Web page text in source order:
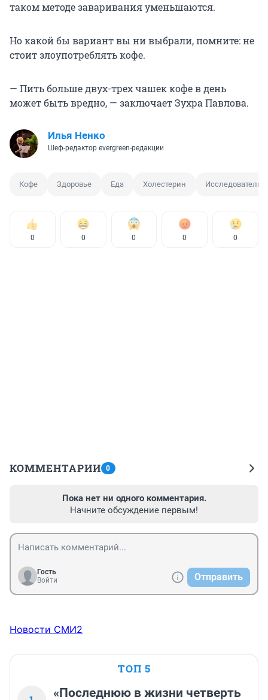
таком методе заваривания уменьшаются.
Но какой бы вариант вы ни выбрали, помните: не
стоит злоупотреблять кофе.
— Пить больше двух-трех чашек кофе в день
может быть вредно, — заключает Зухра Павлова.
Илья Ненко
Шеф-редактор evergreen-редакции
Кофе Здоровье Еда Холестерин Исследователи
0 0 0 0 0
КОММЕНТАРИИ 0
Пока нет ни одного комментария.
Начните обсуждение первым!
Гость
Войти
Отправить
Новости СМИ2
ТОП 5
«Последнюю в жизни четверть